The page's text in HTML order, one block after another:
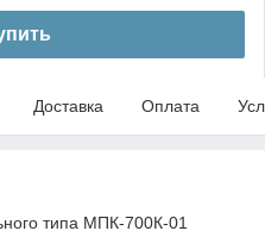
Доставка Оплата
типа МПК-700К-01